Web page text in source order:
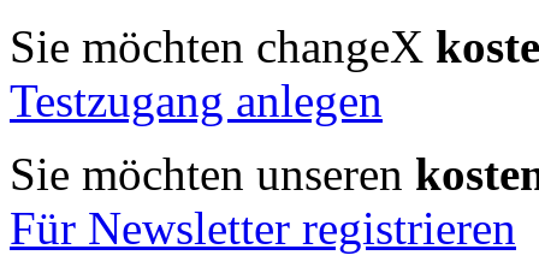
Sie möchten changeX
Testzugang anlegen
Sie möchten unseren
Für Newsletter registrieren